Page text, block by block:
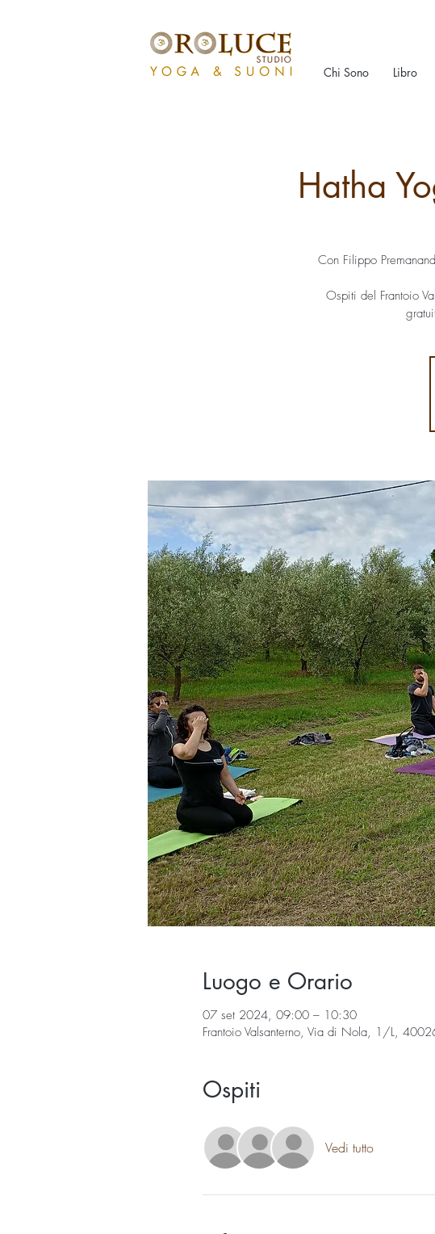
Chi Sono Libro
Hatha
Con Filippo
Ospiti del Frantoio
Luogo e Orario
07 set 2024, 09:00 – 10:30
Frantoio Valsanterno, Via di Nola, 1/L,
Ospiti
Vedi tutto